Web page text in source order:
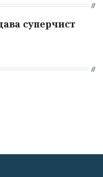
суперчист